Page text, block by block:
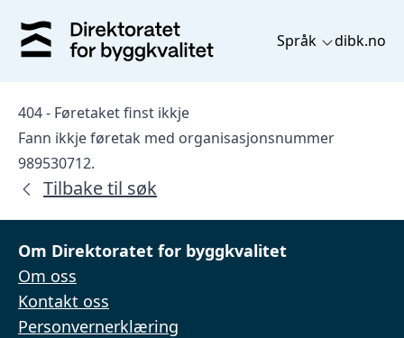
Språk dibk.no
404 - Føretaket finst ikkje
Fann ikkje føretak med organisasjonsnummer
989530712.
Tilbake til søk
Om Direktoratet for byggkvalitet
Om oss
Kontakt oss
Personvernerklæring